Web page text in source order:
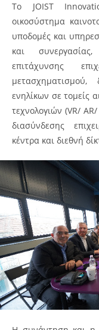
Το JOIST
οικοσύστημα
υποδομές και
και
επιτάχυνσης
μετασχηματισμού,
ενηλίκων σε τομείς
τεχνολογιών (VR/
διασύνδεσης
κέντρα και διεθνή